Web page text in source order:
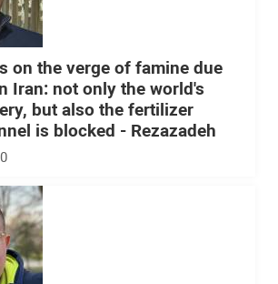
on the verge of famine due
Iran: not only the world's
but also the fertilizer
is blocked - Rezazadeh